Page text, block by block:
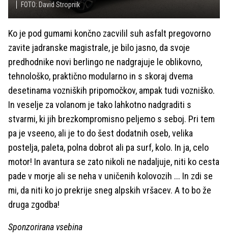
FOTO: David Stropnik
Ko je pod gumami končno zacvilil suh asfalt pregovorno
zavite jadranske magistrale, je bilo jasno, da svoje
predhodnike novi berlingo ne nadgrajuje le oblikovno,
tehnološko, praktično modularno in s skoraj dvema
desetinama vozniških pripomočkov, ampak tudi vozniško.
In veselje za volanom je tako lahkotno nadgraditi s
stvarmi, ki jih brezkompromisno peljemo s seboj. Pri tem
pa je vseeno, ali je to do šest dodatnih oseb, velika
postelja, paleta, polna dobrot ali pa surf, kolo. In ja, celo
motor! In avantura se zato nikoli ne nadaljuje, niti ko cesta
pade v morje ali se neha v uničenih kolovozih ... In zdi se
mi, da niti ko jo prekrije sneg alpskih vršacev. A to bo že
druga zgodba!
Sponzorirana vsebina